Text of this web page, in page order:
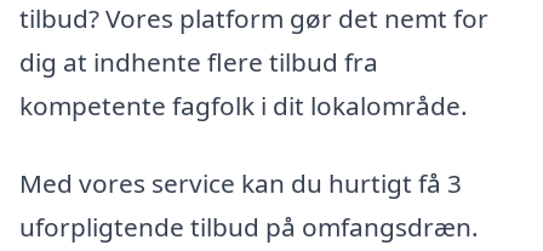
tilbud? Vores platform gør det nemt for
dig at indhente flere tilbud fra
kompetente fagfolk i dit lokalområde.
Med vores service kan du hurtigt få 3
uforpligtende tilbud på omfangsdræn.